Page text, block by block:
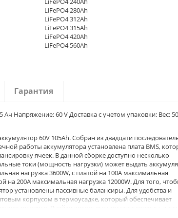
LiFePO4 280Ah
LiFePO4 312Ah
LiFePO4 315Ah
LiFePO4 420Ah
LiFePO4 560Ah
Гарантия
Напряжение: 60 V Доставка с учетом упаковки: Вес:
60V 105Ah. Собран из двадцати
работы аккумулятора установлена плата BMS,
ячеек. В данной сборке доступно несколько
токи (мощность нагрузки) может выдать
нагрузка 3600W, с платой на 100A максимальная
на 200A максимальная нагрузка 12000W. Для того,
установлены пассивные балансиры. Для удобства и
корпусом в термоусадке, который обеспечивает
тягового. Ячейки которые в нём установлены, а